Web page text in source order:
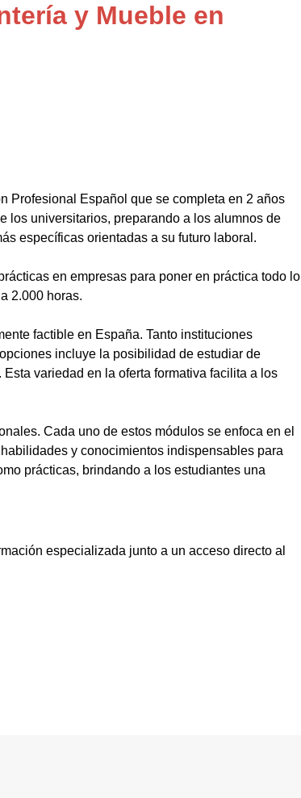
y Mueble en
Profesional Español que se completa en 2 años
los universitarios, preparando a los alumnos de
específicas orientadas a su futuro laboral.
en empresas para poner en práctica todo lo
2.000 horas.
factible en España. Tanto instituciones
incluye la posibilidad de estudiar de
variedad en la oferta formativa facilita a los
Cada uno de estos módulos se enfoca en el
y conocimientos indispensables para
prácticas, brindando a los estudiantes una
especializada junto a un acceso directo al